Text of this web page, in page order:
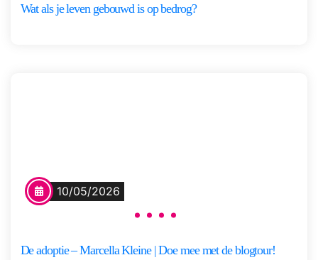
Wat als je leven gebouwd is op bedrog?
10/05/2026
De adoptie – Marcella Kleine | Doe mee met de blogtour!